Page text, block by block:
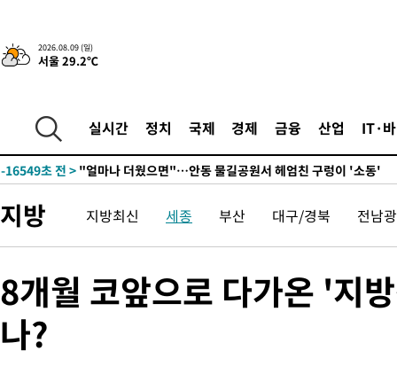
2026.08.09 (일)
서울 29.2℃
실시간 정치 국제 경제 금융 산업 IT·
45.71%
-30827초 전 >[속보]與 당대표 경선, 대구 권리당원 투표 정청래 47.82%·김
46.35%
-30624초 전 >[속보]與 당대표 경선, 강원 권리당원 투표 김민석 승리
-21184초 전 >
[속보]장은수, KLPGA 제주삼다수 역전 우승…데뷔 10년 차에
-16549초 전 >
-16476초 전 > 손흥민, 68분 뛰고 2경기 침묵…LAFC, 톨루카에 1-0 승리(종
-14500초 전 >
이강인, 오늘 서울서 AT마드리드 입단식…'전례 없는 특급대
-1382초 전 >'여긴 20도, 저긴 50도'…열화상 카메라로 본 폭염 저감시설 '온
1시간 전 >튀르키예 외무장관, "메카 3국 방위협정은 이란이 목표 아냐 " 밝혀
2시간 전 >
3시간 전 >
지방 지방최신 세종 부산 대구/경북 전남
8개월 코앞으로 다가온 '지
나?